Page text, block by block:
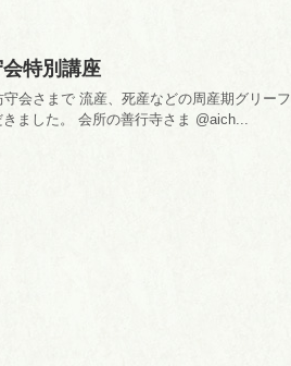
特別講座
会さまで 流産、死産などの周産期グリーフ
ました。 会所の善行寺さま @aich...